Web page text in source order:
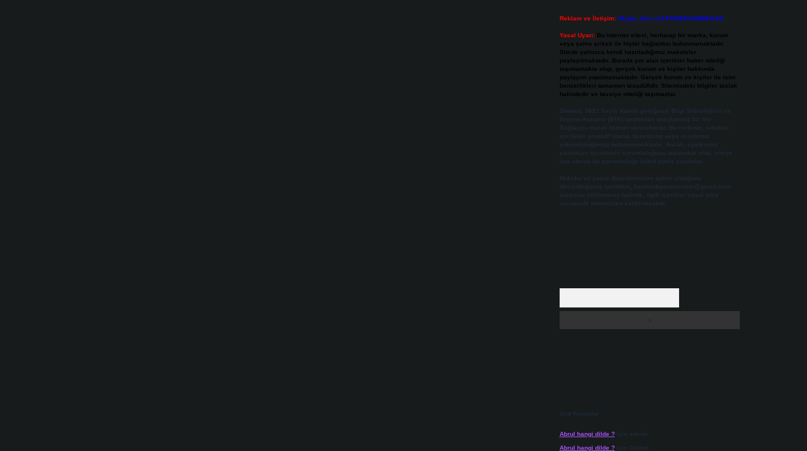
Reklam ve İletişim: Skype: live:.cid.575569c608265c69
Yasal Uyarı: Bu internet sitesi, herhangi bir marka, kurum
veya şahıs şirketi ile hiçbir bağlantısı bulunmamaktadır.
Sitede yalnızca kendi hazırladığımız makaleler
paylaşılmaktadır. Burada yer alan içerikler haber niteliği
taşımamakta olup, gerçek kurum ve kişiler hakkında
paylaşım yapılmamaktadır. Gerçek kurum ve kişiler ile isim
benzerlikleri tamamen tesadüfidir. Sitemizdeki bilgiler taslak
halindedir ve tavsiye niteliği taşımazlar.
Sitemiz, 5651 Sayılı Kanun gereğince Bilgi Teknolojileri ve
İletişim Kurumu (BTK) tarafından onaylanmış bir Yer
Sağlayıcı olarak hizmet vermektedir. Bu nedenle, sitedeki
içerikleri proaktif olarak denetleme veya araştırma
yükümlülüğümüz bulunmamaktadır. Ancak, üyelerimiz
yazdıkları içeriklerin sorumluluğunu taşımakta olup, siteye
üye olarak bu sorumluluğu kabul etmiş sayılırlar.
Hukuka ve yasal düzenlemelere aykırı olduğunu
düşündüğünüz içerikleri,
backlinkpanelicomtr@gmail.com
adresine bildirmeniz halinde, ilgili içerikler yasal süre
içerisinde sitemizden kaldırılacaktır.
Son Yorumlar
Abrul hangi dilde ?için admin
Abrul hangi dilde ?için Gülten